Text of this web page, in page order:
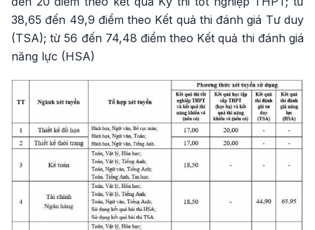
38,65 đến 49,9 điểm theo Kết quả thi đánh giá Tư duy
(TSA); từ 56 đến 74,48 điểm theo Kết quả thi đánh giá
năng lực (HSA)